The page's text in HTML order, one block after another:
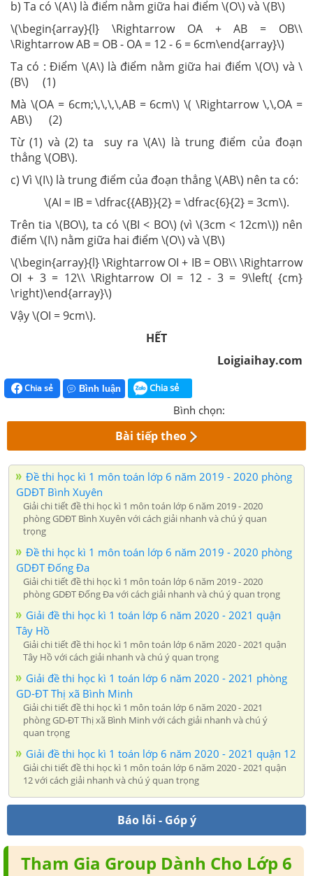
b) Ta có \(A\) là điểm nằm giữa hai điểm \(O\) và \(B\)
\(\begin{array}{l} \Rightarrow OA + AB = OB\\
\Rightarrow AB = OB - OA = 12 - 6 = 6cm\end{array}\)
Ta có : Điểm \(A\) là điểm nằm giữa hai điểm \(O\) và \
(B\) (1)
Mà \(OA = 6cm;\,\,\,\,AB = 6cm\) \( \Rightarrow \,\,OA =
AB\) (2)
Từ (1) và (2) ta suy ra \(A\) là trung điểm của đoạn
thẳng \(OB\).
c) Vì \(I\) là trung điểm của đoạn thẳng \(AB\) nên ta có:
\(AI = IB = \dfrac{{AB}}{2} = \dfrac{6}{2} = 3cm\).
Trên tia \(BO\), ta có \(BI < BO\) (vì \(3cm < 12cm\)) nên
điểm \(I\) nằm giữa hai điểm \(O\) và \(B\)
\(\begin{array}{l} \Rightarrow OI + IB = OB\\ \Rightarrow
OI + 3 = 12\\ \Rightarrow OI = 12 - 3 = 9\left( {cm}
\right)\end{array}\)
Vậy \(OI = 9cm\).
HẾT
Loigiaihay.com
Chia sẻ Bình luận Chia sẻ
Bình chọn:
Bài tiếp theo
Đề thi học kì 1 môn toán lớp 6 năm 2019 - 2020 phòng
GDĐT Bình Xuyên
Giải chi tiết đề thi học kì 1 môn toán lớp 6 năm 2019 - 2020
phòng GDĐT Bình Xuyên với cách giải nhanh và chú ý quan
trọng
Đề thi học kì 1 môn toán lớp 6 năm 2019 - 2020 phòng
GDĐT Đống Đa
Giải chi tiết đề thi học kì 1 môn toán lớp 6 năm 2019 - 2020
phòng GDĐT Đống Đa với cách giải nhanh và chú ý quan trọng
Giải đề thi học kì 1 toán lớp 6 năm 2020 - 2021 quận
Tây Hồ
Giải chi tiết đề thi học kì 1 môn toán lớp 6 năm 2020 - 2021 quận
Tây Hồ với cách giải nhanh và chú ý quan trọng
Giải đề thi học kì 1 toán lớp 6 năm 2020 - 2021 phòng
GD-ĐT Thị xã Bình Minh
Giải chi tiết đề thi học kì 1 môn toán lớp 6 năm 2020 - 2021
phòng GD-ĐT Thị xã Bình Minh với cách giải nhanh và chú ý
quan trọng
Giải đề thi học kì 1 toán lớp 6 năm 2020 - 2021 quận 12
Giải chi tiết đề thi học kì 1 môn toán lớp 6 năm 2020 - 2021 quận
12 với cách giải nhanh và chú ý quan trọng
Báo lỗi - Góp ý
Tham Gia Group Dành Cho Lớp 6